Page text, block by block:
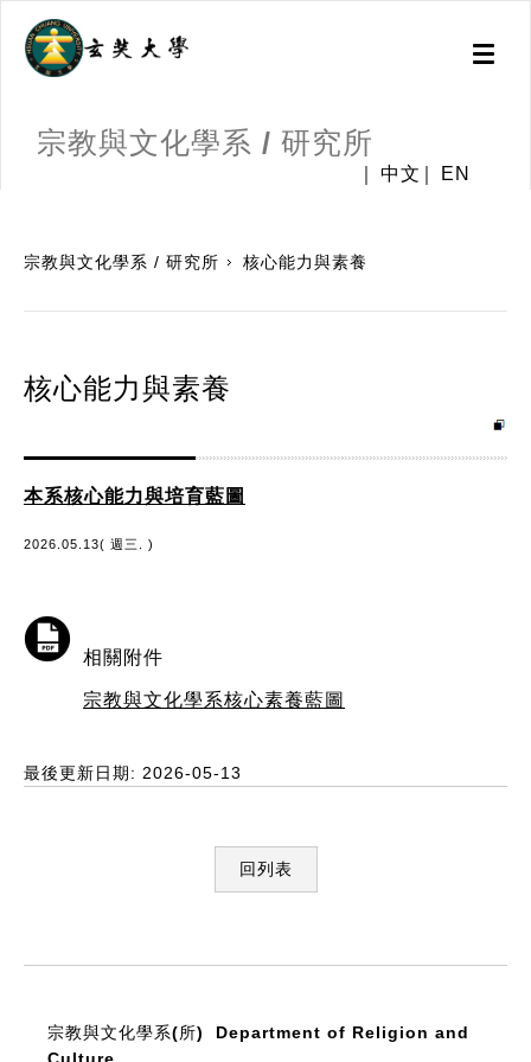
Toggle
宗教與文化學系 / 研究所
中文 EN
宗教與文化學系 / 研究所 核心能力與素養
核心能力與素養
本系核心能力與培育藍圖
2026.05.13( 週三. )
相關附件
宗教與文化學系核心素養藍圖
最後更新日期: 2026-05-13
回列表
宗教與文化學系(所) Department of Religion and